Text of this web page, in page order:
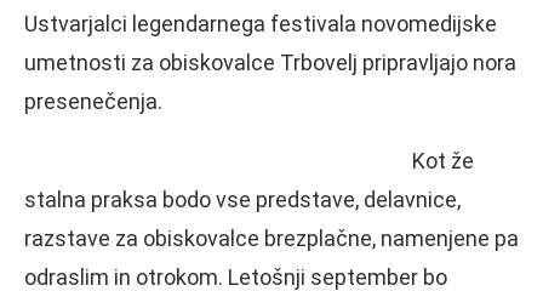
Ustvarjalci legendarnega festivala novomedijske
umetnosti za obiskovalce Trbovelj pripravljajo nora
presenečenja.
Kot že
stalna praksa bodo vse predstave, delavnice,
razstave za obiskovalce brezplačne, namenjene pa
odraslim in otrokom. Letošnji september bo